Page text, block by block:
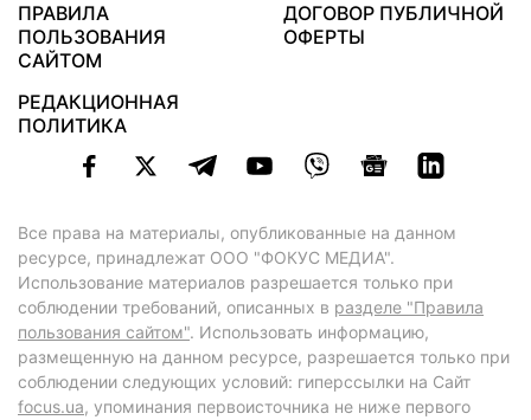
ПРАВИЛА
ПОЛЬЗОВАНИЯ
САЙТОМ
ДОГОВОР ПУБЛИЧНОЙ
ОФЕРТЫ
РЕДАКЦИОННАЯ
ПОЛИТИКА
Все права на материалы, опубликованные на данном
ресурсе, принадлежат ООО "ФОКУС МЕДИА".
Использование материалов разрешается только при
соблюдении требований, описанных в разделе "Правила
пользования сайтом". Использовать информацию,
размещенную на данном ресурсе, разрешается только при
соблюдении следующих условий: гиперссылки на Сайт
focus.ua, упоминания первоисточника не ниже первого